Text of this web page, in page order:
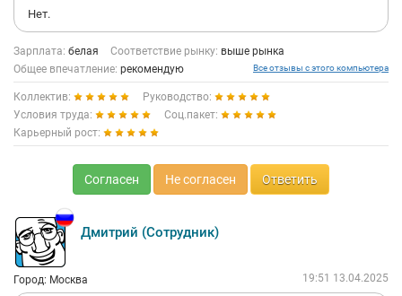
Нет.
Зарплата: белая Соответствие рынку: выше рынка
Общее впечатление: рекомендую Все отзывы с этого компьютера
Коллектив:
Руководство:
Условия труда:
Соц.пакет:
Карьерный рост:
Согласен Не согласен Ответить
Дмитрий (Сотрудник)
Город: Москва 19:51 13.04.2025